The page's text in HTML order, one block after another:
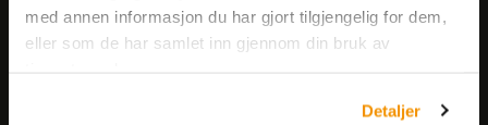
med annen informasjon du har gjort tilgjengelig for dem,
eller som de har samlet inn gjennom din bruk av
Detaljer